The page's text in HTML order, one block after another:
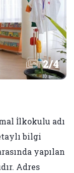
2/4
İlkokulu adı
bilgi
yapılan
Adres